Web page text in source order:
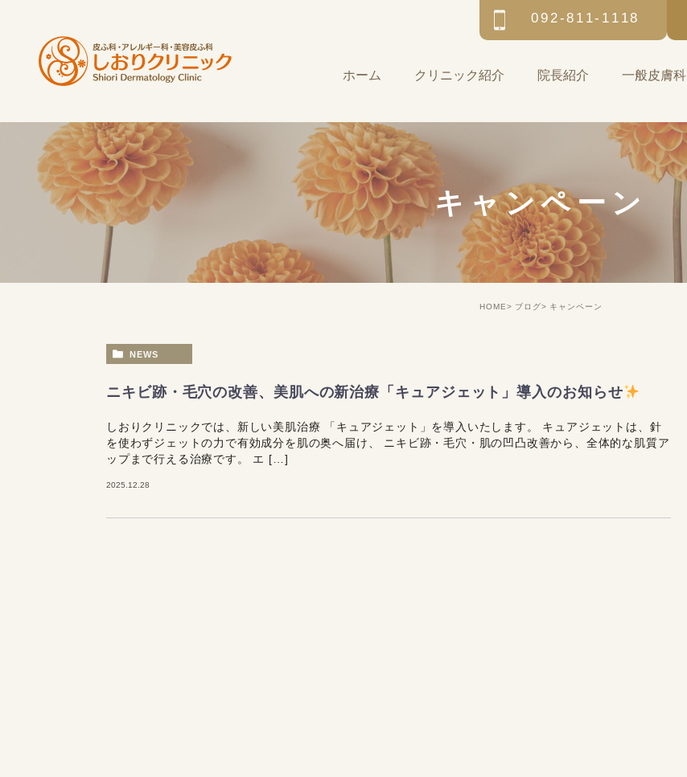
092-811-1118
ホーム クリニック紹介 院長紹介 一般皮膚科
キャンペーン
HOME ブログ キャンペーン
NEWS
ニキビ跡・毛穴の改善、美肌への新治療「キュアジェット」導入のお知らせ
しおりクリニックでは、新しい美肌治療 「キュアジェット」を導入いたします。 キュアジェットは、針
を使わずジェットの力で有効成分を肌の奥へ届け、 ニキビ跡・毛穴・肌の凹凸改善から、全体的な肌質ア
ップまで行える治療です。 エ […]
2025.12.28